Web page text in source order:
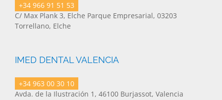
+34 966 91 51 53
C/ Max Plank 3, Elche Parque Empresarial, 03203
Torrellano, Elche
IMED DENTAL VALENCIA
+34 963 00 30 10
Avda. de la Ilustración 1, 46100 Burjassot, Valencia